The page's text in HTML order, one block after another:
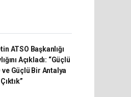
ATSO Başkanlığı
Açıkladı: “Güçlü
ve Güçlü Bir Antalya